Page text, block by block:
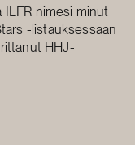
nimesi minut
-listauksessaan
HHJ-